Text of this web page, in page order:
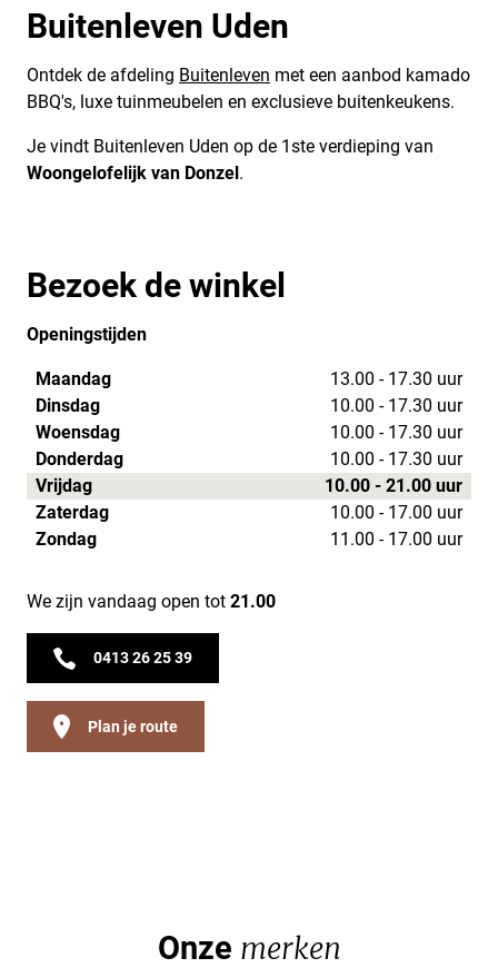
Buitenleven Uden
Ontdek de afdeling Buitenleven met een aanbod kamado
BBQ's, luxe tuinmeubelen en exclusieve buitenkeukens.
Je vindt Buitenleven Uden op de 1ste verdieping van
Woongelofelijk van Donzel .
Bezoek de winkel
Openingstijden
Maandag
13.00 - 17.30 uur
Dinsdag
10.00 - 17.30 uur
Woensdag
10.00 - 17.30 uur
Donderdag
10.00 - 17.30 uur
Vrijdag
10.00 - 21.00 uur
Zaterdag
10.00 - 17.00 uur
Zondag
11.00 - 17.00 uur
We zijn vandaag open tot 21.00
0413 26 25 39
Plan je route
Onze merken